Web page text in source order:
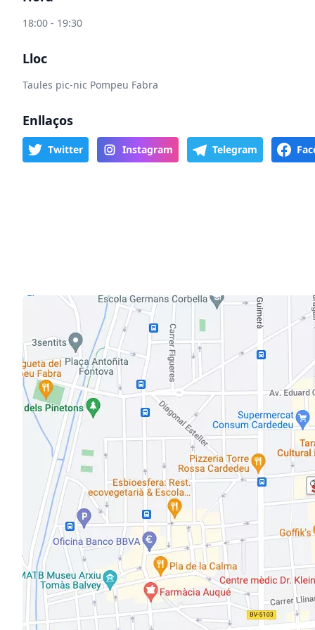
18:00 - 19:30
Lloc
Taules pic-nic Pompeu Fabra
Enllaços
Twitter Instagram Telegram